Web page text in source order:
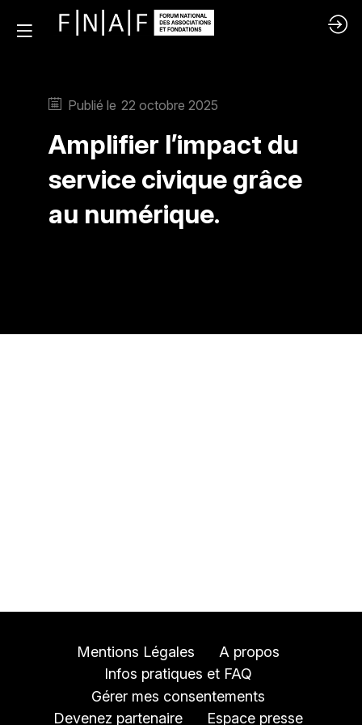
Publié le 22 octobre 2025
Amplifier l’impact du
service civique grâce
au numérique.
Mentions Légales
A propos
Infos pratiques et FAQ
Gérer mes consentements
Devenez partenaire
Espace presse